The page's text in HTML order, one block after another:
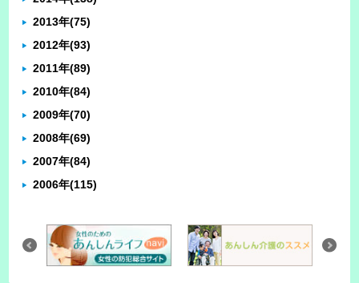
2013年(75)
2012年(93)
2011年(89)
2010年(84)
2009年(70)
2008年(69)
2007年(84)
2006年(115)